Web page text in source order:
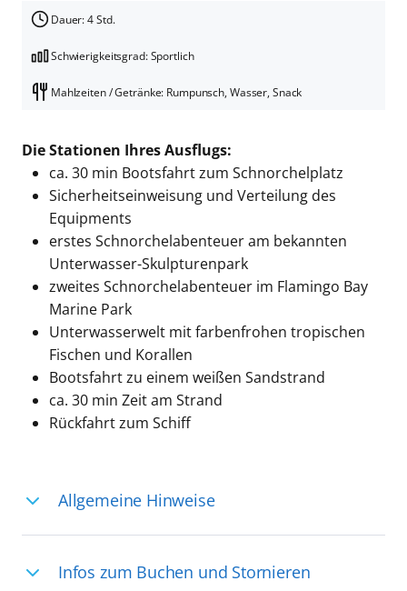
Dauer: 4 Std.
Schwierigkeitsgrad: Sportlich
Mahlzeiten / Getränke: Rumpunsch, Wasser, Snack
Die Stationen Ihres Ausflugs:
ca. 30 min Bootsfahrt zum Schnorchelplatz
Sicherheitseinweisung und Verteilung des
Equipments
erstes Schnorchelabenteuer am bekannten
Unterwasser-Skulpturenpark
zweites Schnorchelabenteuer im Flamingo Bay
Marine Park
Unterwasserwelt mit farbenfrohen tropischen
Fischen und Korallen
Bootsfahrt zu einem weißen Sandstrand
ca. 30 min Zeit am Strand
Rückfahrt zum Schiff
Allgemeine Hinweise
Deutschsprachige Reiseleiter:innen sind
Infos zum Buchen und Stornieren